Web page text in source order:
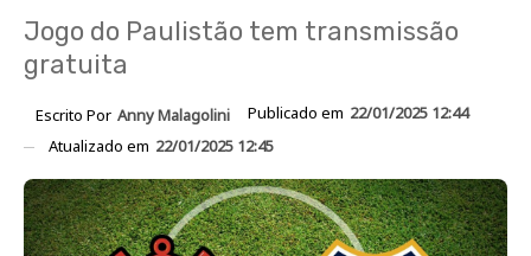
Jogo do Paulistão tem transmissão
gratuita
Escrito Por Anny Malagolini Publicado em 22/01/2025 12:44
Atualizado em 22/01/2025 12:45